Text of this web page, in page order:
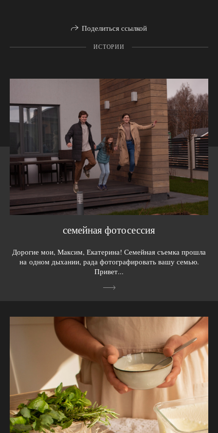
Поделиться ссылкой
ИСТОРИИ
семейная фотосессия
Дорогие мои, Максим, Екатерина! Семейная съемка прошла
на одном дыхании, рада фотографировать вашу семью.
Привет...